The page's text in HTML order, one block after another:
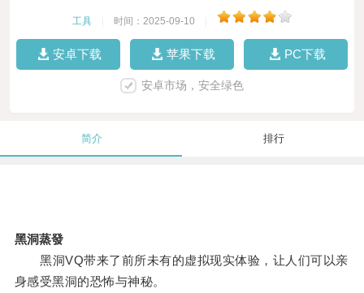
工具 时间：2025-09-10
安卓下载 苹果下载 PC下载
安卓市场，安全绿色
简介 排行
黑洞蒸發
黑洞VQ带来了前所未有的虚拟现实体验，让人们可以亲
身感受黑洞的恐怖与神秘。